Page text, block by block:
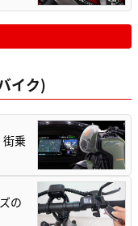
イク)
街乗
の